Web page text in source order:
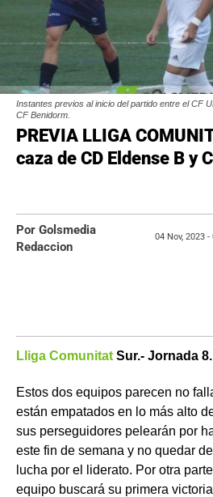
Instantes previos al inicio del partido entre el CF
CF Benidorm.
PREVIA LLIGA
caza de CD Eldense B y
Lliga Comunitat Sur.- Jornada 8.
Estos dos equipos parecen no
están empatados en lo más alto
sus perseguidores pelearán por
este fin de semana y no quedar
lucha por el liderato. Por otra
equipo buscará su primera
Por Golsmedia
Redaccion
04 Nov, 2023 -